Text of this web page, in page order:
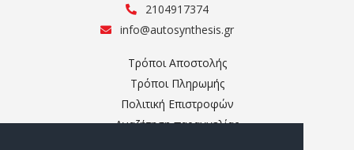
2104917374
info@autosynthesis.gr
Τρόποι Αποστολής
Τρόποι Πληρωμής
Πολιτική Επιστροφών
Αναζήτηση παραγγελίας